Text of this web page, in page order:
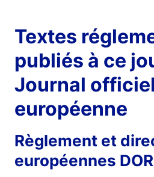
Textes
publiés à ce
Journal officiel
européenne
Règlement et
européennes